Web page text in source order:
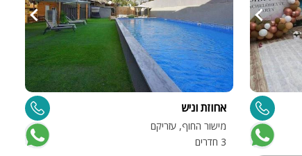
אחוזת וניש
מישור החוף, עזריקם
3 חדרים